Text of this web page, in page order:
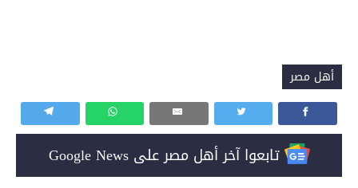
أهل مصر
تابعوا آخر أهل مصر على Google News